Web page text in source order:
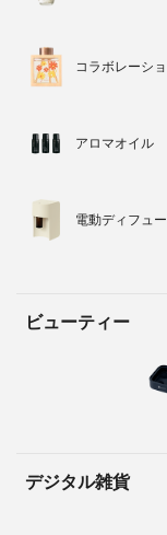
コラボレーシ
アロマオイル
電動ディフュ
ビューティー
デジタル雑貨